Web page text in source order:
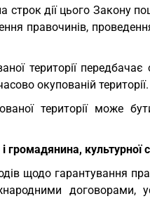
строк дії цього
правочинів,
території
окупованій території.
території може
громадянина, культурної
щодо гарантування
договорами,